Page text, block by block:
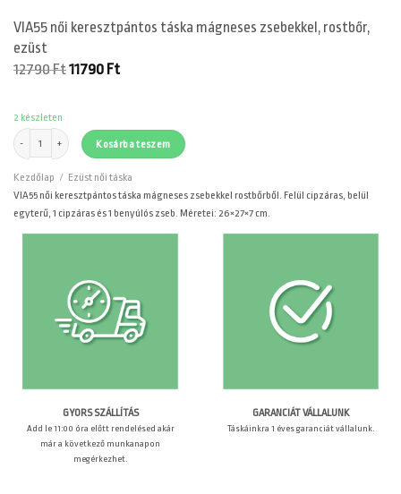
VIA55 női keresztpántos táska mágneses zsebekkel, rostbőr,
ezüst
12790FtOriginal
11790 FtCurrent
2 készleten
VIA55 női keresztpántos táska mágneses zsebekkel, rostbőr, ezüst mennyiség
Kosárba teszem
Kezdőlap / Ezüst női táska
VIA55 női keresztpántos táska mágneses zsebekkel rostbőrből. Felül cipzáras, belül
egyterű, 1 cipzáras és 1 benyúlós zseb. Méretei: 26×27×7 cm.
GYORS SZÁLLÍTÁS
Add le 11:00 óra előtt rendelésed akár
már a következő munkanapon
megérkezhet.
GARANCIÁT VÁLLALUNK
Táskáinkra 1 éves garanciát vállalunk.